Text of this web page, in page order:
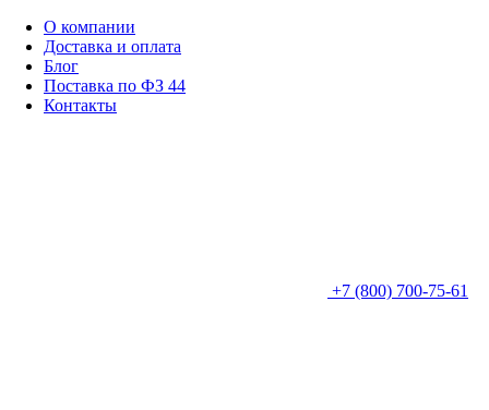
О компании
Доставка и оплата
Блог
Поставка по ФЗ 44
Контакты
+7 (800) 700-75-61